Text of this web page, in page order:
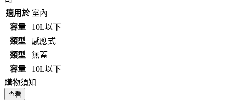
適用於 室內
容量
10L以下
類型
感應式
類型
無蓋
容量
10L以下
購物須知
查看